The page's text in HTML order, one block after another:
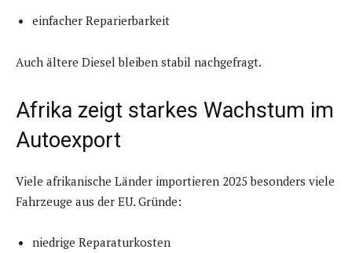
einfacher Reparierbarkeit
Auch ältere Diesel bleiben stabil nachgefragt.
Afrika zeigt starkes Wachstum im
Autoexport
Viele afrikanische Länder importieren 2025 besonders viele
Fahrzeuge aus der EU. Gründe:
niedrige Reparaturkosten